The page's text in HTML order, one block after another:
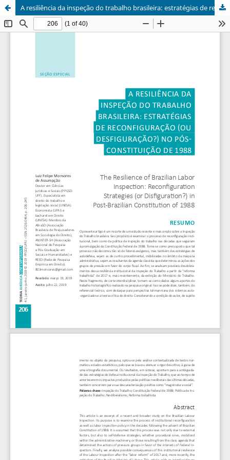
A resiliência da inspeção do trabalho brasileira: estratégias de reconfiguração (ou desfiguração?) no pós- Constituição de 88